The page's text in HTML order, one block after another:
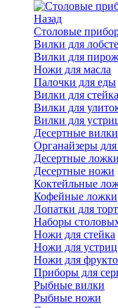
Назад
Cтоловые
Вилки для
Вилки для
Ножи для масла
Палочки для еды
Вилки для стейка
Вилки для
Вилки для
Десертные вилки
Органайзеры
Десертные ложки
Десертные ножи
Коктейльные
Кофейные ложки
Лопатки для
Наборы
Ножи для стейка
Ножи для устриц
Ножи для
Приборы для
Рыбные вилки
Рыбные ножи